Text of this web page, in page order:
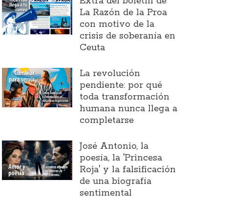
La Razón de la Proa
con motivo de la
crisis de soberanía en
Ceuta
La revolución
pendiente: por qué
toda transformación
humana nunca llega a
completarse
José Antonio, la
poesía, la 'Princesa
Roja' y la falsificación
de una biografía
sentimental